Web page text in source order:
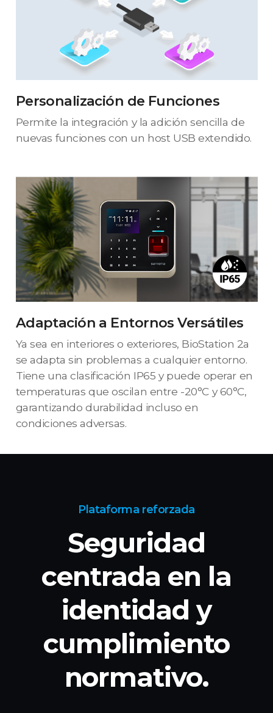
Personalización de Funciones
Permite la integración y la adición sencilla de
nuevas funciones con un host USB extendido.
Adaptación a Entornos Versátiles
Ya sea en interiores o exteriores, BioStation 2a
se adapta sin problemas a cualquier entorno.
Tiene una clasificación IP65 y puede operar en
temperaturas que oscilan entre -20°C y 60°C,
garantizando durabilidad incluso en
condiciones adversas.
Plataforma reforzada
Seguridad
centrada en la
identidady
cumplimiento
normativo.